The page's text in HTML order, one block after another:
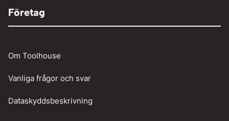
Företag
Om Toolhouse
Vanliga frågor och svar
Dataskyddsbeskrivning